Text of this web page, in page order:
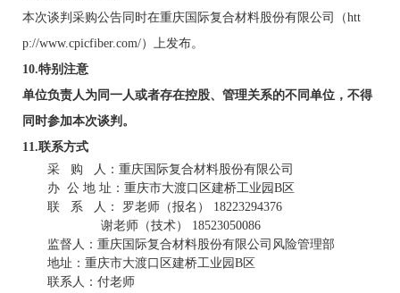
本次谈判采购公告同时在重庆 国际复合材料股份有限公司 （htt
p://www.cpicfiber.com/）上发布。
10.特别注意
单位负责人为同一人或者存在控股、管理关系的不同单位，不得
同时参加本次谈判。
11.联系方式
采
购 人：重庆 国际复合材料股份有限公司
办 公 地 址：重庆市大渡口区建桥工业园B 区
联
系 人： 罗老师 （报名）
18223294376
谢老师（技术）
18523050086
监督人：重庆国际复合材料股份有限公司风险管理部
地址：重庆市大渡口区建桥工业园B区
联系人：付老师